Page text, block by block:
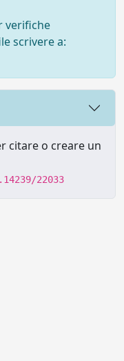
verifiche
scrivere a:
citare o creare un
22033